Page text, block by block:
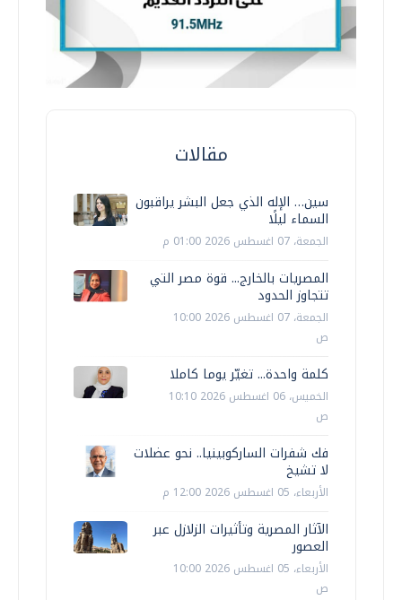
مقالات
سين… الإله الذي جعل البشر يراقبون
السماء ليلًا
الجمعة، 07 اغسطس 2026 01:00 م
المصريات بالخارج... قوة مصر التي
تتجاوز الحدود
الجمعة، 07 اغسطس 2026 10:00
ص
كلمة واحدة... تغيّر يوما كاملا
الخميس، 06 اغسطس 2026 10:10
ص
فك شفرات الساركوبينيا.. نحو عضلات
لا تشيخ
الأربعاء، 05 اغسطس 2026 12:00 م
الآثار المصرية وتأثيرات الزلازل عبر
العصور
الأربعاء، 05 اغسطس 2026 10:00
ص